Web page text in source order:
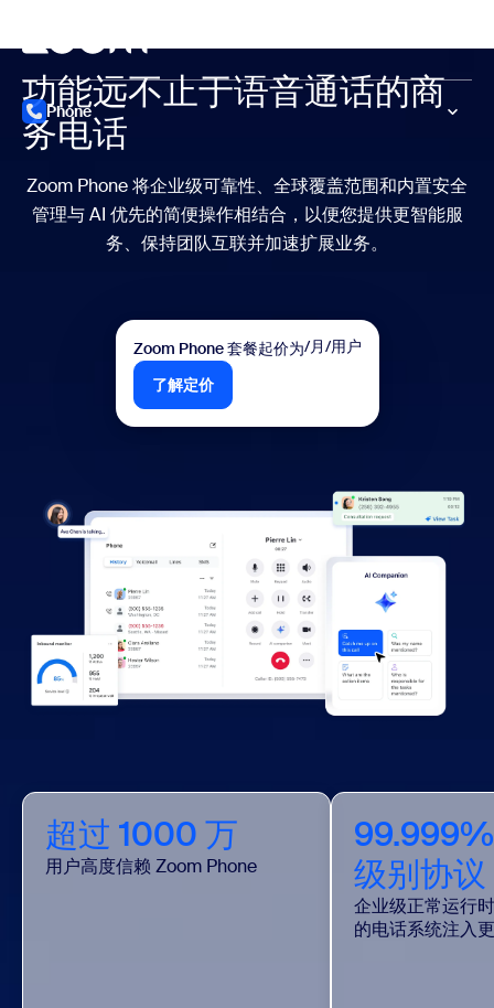
Phone
功能远不止于语音通话的商
务电话
Zoom Phone 将企业级可靠性、全球覆盖范围和内置安全
管理与 AI 优先的简便操作相结合，以便您提供更智能服
务、 保持团队互联并加速扩展业务。
Zoom Phone 套餐起价为/月/用户
了解定价
了解定价
超过 1000 万
用户高度信赖 Zoom Phone
级别协议
企业级正常运行
的电话系统注入